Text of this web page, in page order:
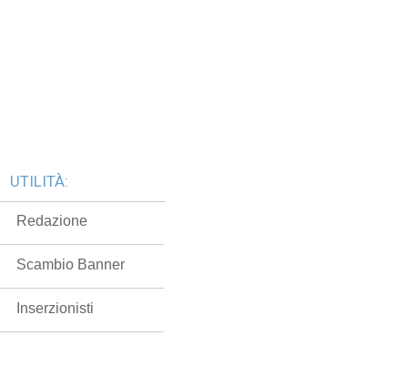
UTILITÀ:
Redazione
Scambio Banner
Inserzionisti